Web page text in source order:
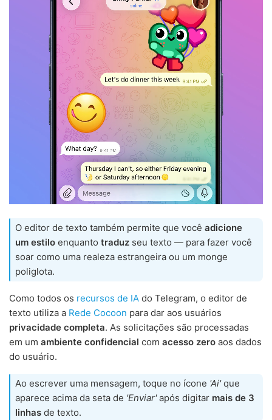
O editor de texto também permite que você adicione
um estilo enquanto traduz seu texto — para fazer você
soar como uma realeza estrangeira ou um monge
poliglota.
Como todos os recursos de IA do Telegram, o editor de
texto utiliza a Rede Cocoon para dar aos usuários
privacidade completa. As solicitações são processadas
em um ambiente confidencial com acesso zero aos dados
do usuário.
Ao escrever uma mensagem, toque no ícone 'Ai'que
aparece acima da seta de 'Enviar'após digitar mais de 3
linhas de texto.